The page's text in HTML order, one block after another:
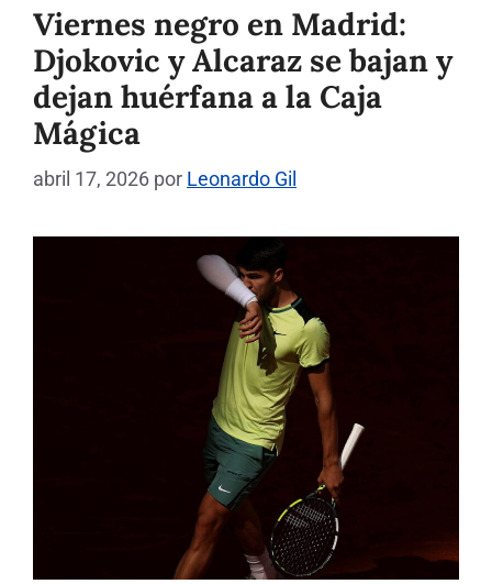
Viernes negro en Madrid:
Djokovic y Alcaraz se bajan y
dejan huérfana a la Caja
Mágica
abril 17, 2026 por Leonardo Gil